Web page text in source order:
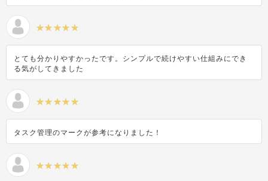
とても分かりやすかったです。シンプルで続けやすい仕組みにでき
る気がしてきました
タスク管理のマークが参考になりました！